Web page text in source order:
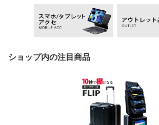
ショップ内の注目商品